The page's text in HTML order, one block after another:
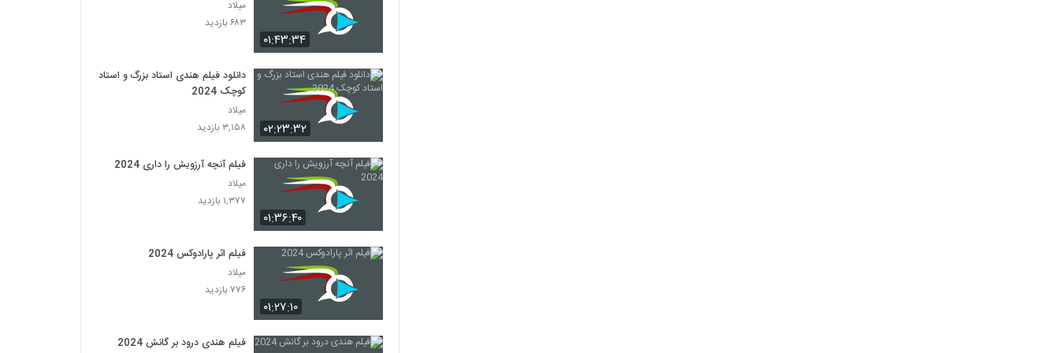
۰۱:۴۳:۳۴
میلاد
۶۸۳ بازدید
۰۲:۲۳:۳۲
دانلود فیلم هندی استاد بزرگ و استاد
کوچک 2024
میلاد
۳,۱۵۸ بازدید
۰۱:۳۶:۴۰
فیلم آنچه آرزویش را داری 2024
میلاد
۱,۳۷۷ بازدید
۰۱:۲۷:۱۰
فیلم اثر پارادوکس 2024
میلاد
۷۷۶ بازدید
فیلم هندی درود بر گانش 2024